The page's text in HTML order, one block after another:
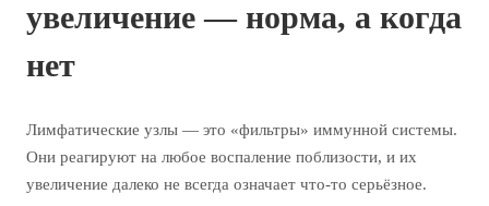
увеличение — норма, а когда
нет
Лимфатические узлы — это «фильтры» иммунной системы.
Они реагируют на любое воспаление поблизости, и их
увеличение далеко не всегда означает что-то серьёзное.